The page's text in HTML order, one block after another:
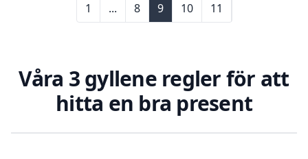
1 ... 8 9 10 11
Våra 3 gyllene regler för att
hitta en bra present